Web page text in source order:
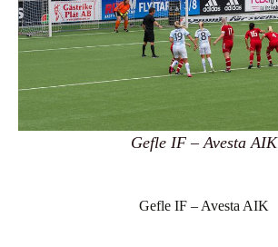
Gefle IF – Avesta AIK
Gefle IF – Avesta AIK